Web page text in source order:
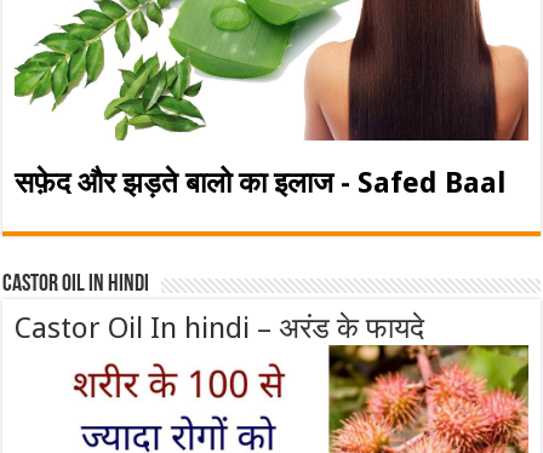
सफ़ेद और झड़ते बालो का इलाज - Safed Baal
Castor Oil In Hindi
Castor Oil In hindi – अरंड के फायदे